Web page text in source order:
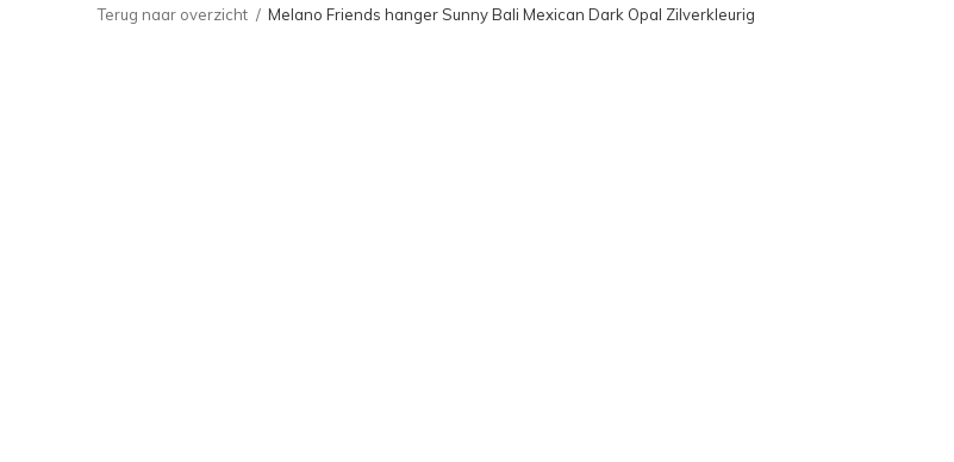
Terug naar overzicht Melano Friends hanger Sunny Bali Mexican Dark Opal Zilverkleurig